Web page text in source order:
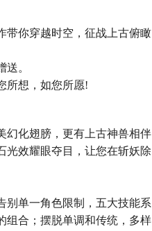
带你穿越时空，征战上古俯瞰
。
所想，如您所愿!
幻化翅膀，更有上古神兽相伴
光效耀眼夺目，让您在斩妖除
别单一角色限制，五大技能系
组合；摆脱单调和传统，多样